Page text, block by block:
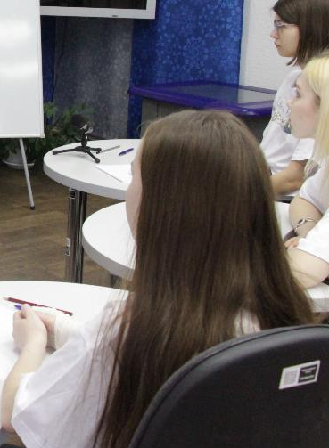
НГПУ ждет первокурсников на
собрания по зачислению
4 августа 2026
В НГПУ состоялось зачисление
первокурсников по целевой,
и особой квотам
3 августа 2026